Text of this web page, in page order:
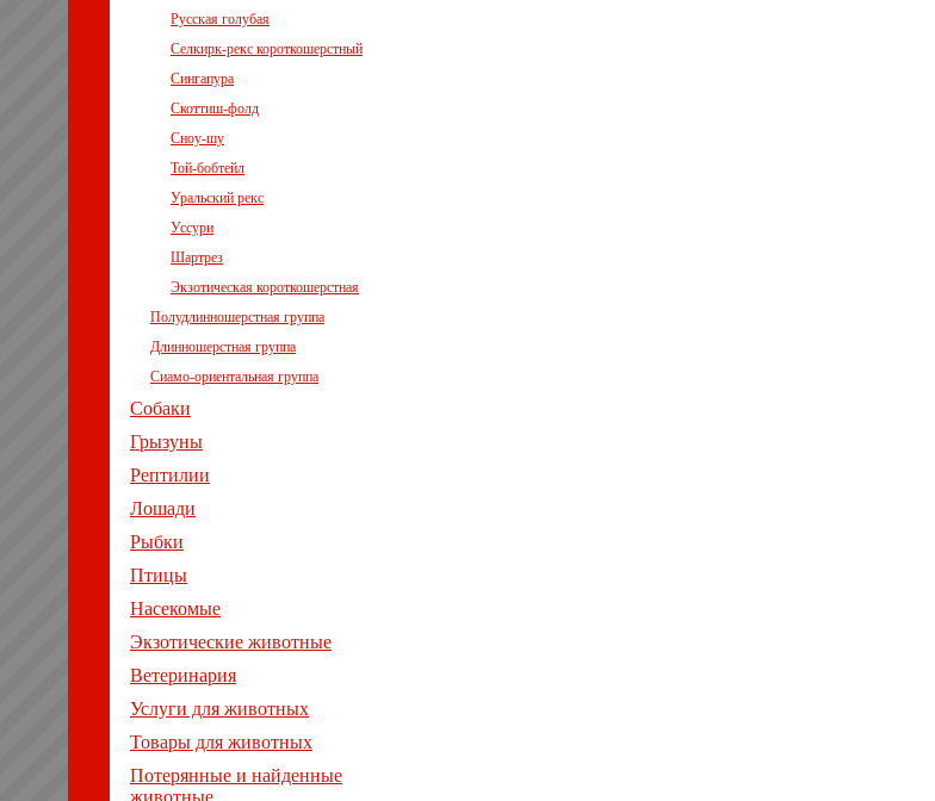
Русская голубая
Селкирк-рекс короткошерстный
Сингапура
Скоттиш-фолд
Сноу-шу
Той-бобтейл
Уральский рекс
Уссури
Шартрез
Экзотическая короткошерстная
Полудлинношерстная группа
Длинношерстная группа
Сиамо-ориентальная группа
Собаки
Грызуны
Рептилии
Лошади
Рыбки
Птицы
Насекомые
Экзотические животные
Ветеринария
Услуги для животных
Товары для животных
Потерянные и найденные
животные